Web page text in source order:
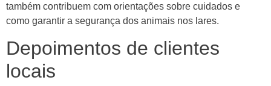
também contribuem com orientações sobre cuidados e
como garantir a segurança dos animais nos lares.
Depoimentos de clientes
locais